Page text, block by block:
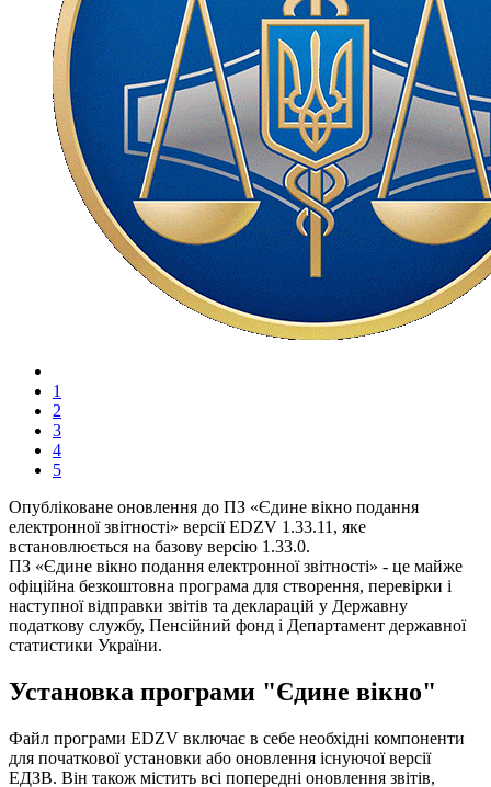
1
2
3
4
5
Опубліковане оновлення до ПЗ «Єдине вікно подання
електронної звітності» версії EDZV 1.33.11, яке
встановлюється на базову версію 1.33.0.
ПЗ «Єдине вікно подання електронної звітності» - це майже
офіційна безкоштовна програма для створення, перевірки і
наступної відправки звітів та декларацій у Державну
податкову службу, Пенсійний фонд і Департамент державної
статистики України.
Установка програми "Єдине вікно"
Файл програми EDZV включає в себе необхідні компоненти
для початкової установки або оновлення існуючої версії
ЕДЗВ. Він також містить всі попередні оновлення звітів,